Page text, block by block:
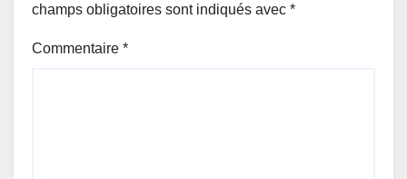
champs obligatoires sont indiqués avec *
Commentaire *